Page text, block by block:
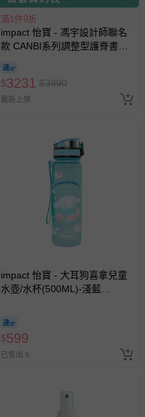
滿1件9折
impact 怡寶 - 馮宇設計師聯名
款 CANBI系列調整型護脊書包
120~150公分cm適用 | 精選好
禮兩件組（側背包+筆袋）
$3231 $3990
最新上架
impact 怡寶 - 大耳狗喜拿兒童
水壺/水杯(500ML)-淺藍
$599
已售出 6